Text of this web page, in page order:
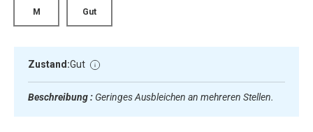
M Gut
Zustand:Gut
Beschreibung : Geringes Ausbleichen an mehreren Stellen.